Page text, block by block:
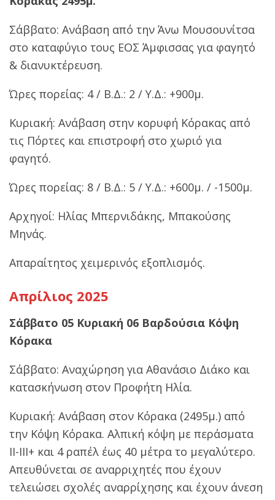
Σάββατο: Ανάβαση από την Άνω Μουσουνίτσα
στο καταφύγιο τους ΕΟΣ Άμφισσας για φαγητό
& διανυκτέρευση.
Ώρες πορείας: 4 / Β.Δ.: 2 / Υ.Δ.: +900μ.
Κυριακή: Ανάβαση στην κορυφή Κόρακας από
τις Πόρτες και επιστροφή στο χωριό για
φαγητό.
Ώρες πορείας: 8 / Β.Δ.: 5 / Υ.Δ.: +600μ. / -1500μ.
Αρχηγοί: Ηλίας Μπερνιδάκης, Μπακούσης
Μηνάς.
Απαραίτητος χειμερινός εξοπλισμός.
Απρίλιος 2025
Σάββατο 05 Κυριακή 06 Βαρδούσια Κόψη
Κόρακα
Σάββατο: Αναχώρηση για Αθανάσιο Διάκο και
κατασκήνωση στον Προφήτη Ηλία.
Κυριακή: Ανάβαση στον Κόρακα (2495μ.) από
την Κόψη Κόρακα. Αλπική κόψη με περάσματα
ΙΙ-ΙΙΙ+ και 4 ραπέλ έως 40 μέτρα το μεγαλύτερο.
Απευθύνεται σε αναρριχητές που έχουν
τελειώσει σχολές αναρρίχησης και έχουν άνεση